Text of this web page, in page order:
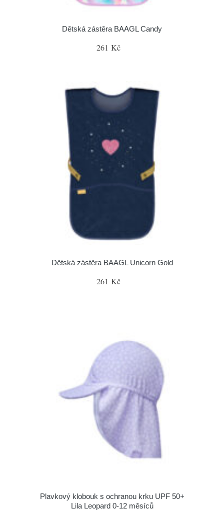
Dětská zástěra BAAGL Candy
261 Kč
Dětská zástěra BAAGL Unicorn Gold
261 Kč
Plavkový klobouk s ochranou krku UPF 50+
Lila Leopard 0-12 měsíců